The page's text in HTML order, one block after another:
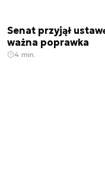
Senat przyjął
ważna poprawka
4 min.